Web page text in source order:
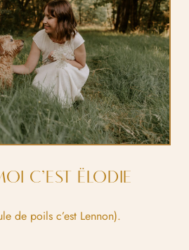
C’EST ËLODIE
de poils c’est Lennon).